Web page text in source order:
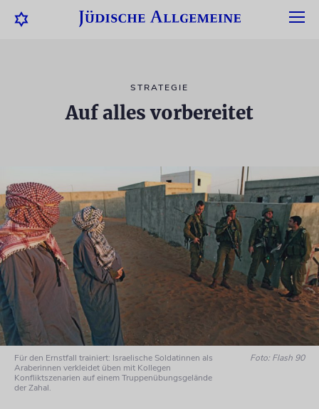
STRATEGIE
Auf alles vorbereitet
Für den Ernstfall trainiert: Israelische Soldatinnen als
Araberinnen verkleidet üben mit Kollegen
Konfliktszenarien auf einem Truppenübungsgelände
der Zahal.
Foto: Flash 90